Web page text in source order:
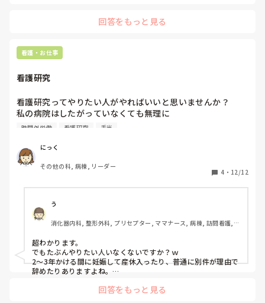
何でもいいです。ご意見ください！
バイタル測って創部処置や褥瘡処置
食介
記録
受け持ちってそんなに大変？
時間外になるくらい？？
オペ室忙しい時は手伝いにこんのに？
私が別の病院だけど病棟看護師している時は清潔援助も陰部
洗浄もオムツ交換2回もちゃんとまわれる時間作って記録含
めて定時で終わってたのに。
回答をもっと見る
看護・お仕事
看護研究
看護研究ってやりたい人がやればいいと思いませんか？
私の病院はしたがっていなくても無理に
毎年複数名選抜されて2、3年かけて看護研究して
9割以上時間外でやってますし、別に手当が貰えるわけでも
ない。こちらにメリット無さすぎてやる気がでないです。
看護研究がない病院ってあったりするんですかね？、、
時間外労働 看護研究 手当
にっく
その他の科, 病棟, リーダー
4 ・ 12/12
う
消化器内科, 整形外科, プリセプター, ママナース, 病棟, 訪問看護,
超わかります。
でもたぶんやりたい人いなくないですか？ｗ
2〜3年かける間に妊娠して産休入ったり、普通に別件が理由で
辞めたりありますよね。
回答をもっと見る